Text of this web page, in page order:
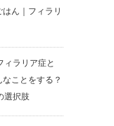
ん｜フィラリ
ラリア症と
ことをする？
選択肢